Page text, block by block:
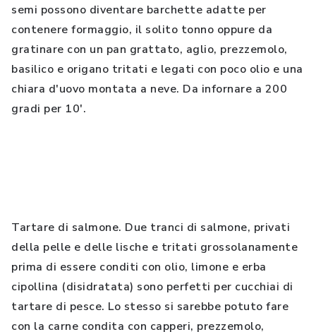
semi possono diventare barchette adatte per
contenere formaggio, il solito tonno oppure da
gratinare con un pan grattato, aglio, prezzemolo,
basilico e origano tritati e legati con poco olio e una
chiara d'uovo montata a neve. Da infornare a 200
gradi per 10'.
Tartare di salmone. Due tranci di salmone, privati
della pelle e delle lische e tritati grossolanamente
prima di essere conditi con olio, limone e erba
cipollina (disidratata) sono perfetti per cucchiai di
tartare di pesce. Lo stesso si sarebbe potuto fare
con la carne condita con capperi, prezzemolo,